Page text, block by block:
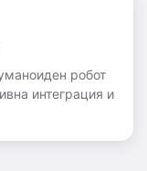
робот
интеграция и